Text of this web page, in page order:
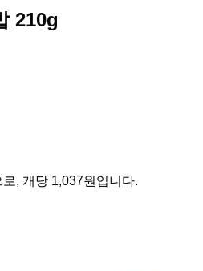
210g
, 개당 1,037원입니다.